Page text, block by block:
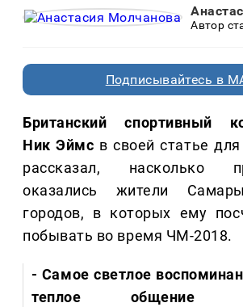
Автор
Подписывайтесь в
Британский спортивный
Ник Эймс в своей статье
рассказал, насколько
оказались жители
городов, в которых ему
побывать во время ЧМ-2018.
- Самое светлое
теплое общение